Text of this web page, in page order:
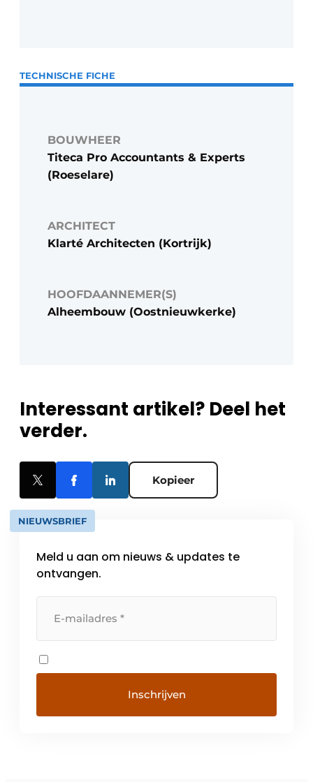
TECHNISCHE FICHE
BOUWHEER
Titeca Pro Accountants & Experts
(Roeselare)
ARCHITECT
Klarté Architecten (Kortrijk)
HOOFDAANNEMER(S)
Alheembouw (Oostnieuwkerke)
Interessant artikel? Deel het
verder.
Kopieer
NIEUWSBRIEF
Meld u aan om nieuws & updates te
ontvangen.